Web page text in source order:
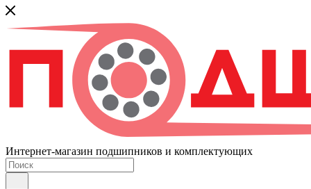
Интернет-магазин подшипников и комплектующих